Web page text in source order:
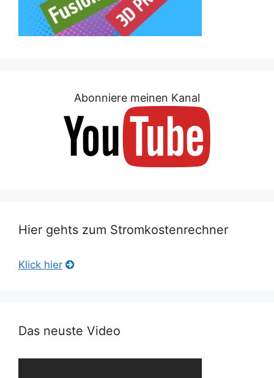
Abonniere meinen Kanal
Hier gehts zum Stromkostenrechner
Klick hier
Das neuste Video